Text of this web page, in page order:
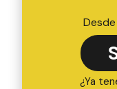
Desde
¿Ya